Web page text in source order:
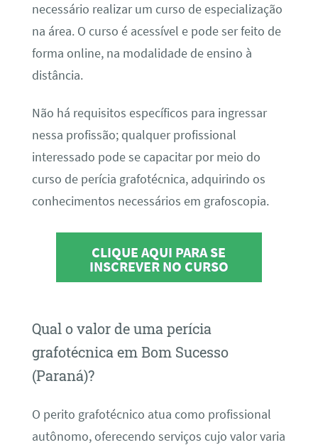
necessário realizar um curso de especialização
na área. O curso é acessível e pode ser feito de
forma online, na modalidade de ensino à
distância.
Não há requisitos específicos para ingressar
nessa profissão; qualquer profissional
interessado pode se capacitar por meio do
curso de perícia grafotécnica, adquirindo os
conhecimentos necessários em grafoscopia.
CLIQUE AQUI PARA SE
INSCREVER NO CURSO
Qual o valor de uma perícia
grafotécnica em Bom Sucesso
(Paraná)?
O perito grafotécnico atua como profissional
autônomo, oferecendo serviços cujo valor varia